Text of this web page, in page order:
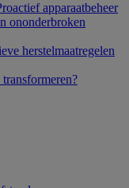
apparaatbeheer
ononderbroken
herstelmaatregelen